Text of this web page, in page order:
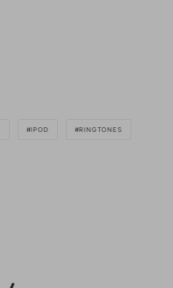
IPOD RINGTONES